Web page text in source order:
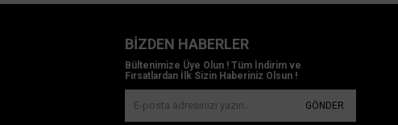
BIZDEN HABERLER
Bültenimize Üye Olun ! Tüm İndirim ve
Fırsatlardan İlk Sizin Haberiniz Olsun !
GÖNDER